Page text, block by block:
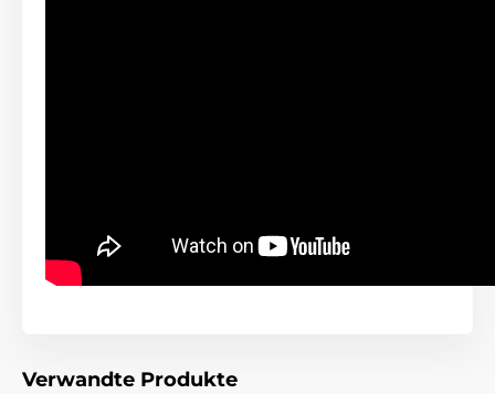
Illustration.
Technische Spezifikationen können ohne vorherige
Verwandte Produkte